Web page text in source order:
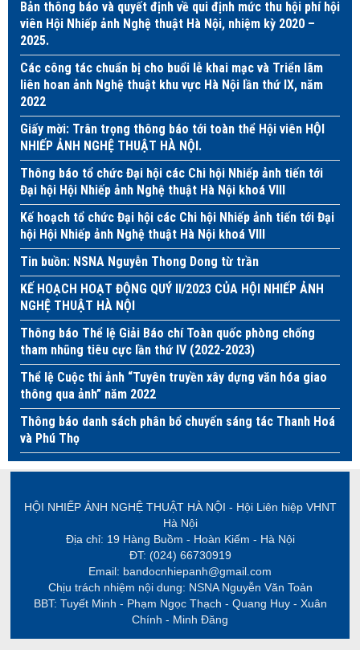
Bản thông báo và quyết định về qui định mức thu hội phí hội
viên Hội Nhiếp ảnh Nghệ thuật Hà Nội, nhiệm kỳ 2020 –
2025.
Các công tác chuẩn bị cho buổi lễ khai mạc và Triển lãm
liên hoan ảnh Nghệ thuật khu vực Hà Nội lần thứ IX, năm
2022
Giấy mời: Trân trọng thông báo tới toàn thể Hội viên HỘI
NHIẾP ẢNH NGHỆ THUẬT HÀ NỘI.
Thông báo tổ chức Đại hội các Chi hội Nhiếp ảnh tiến tới
Đại hội Hội Nhiếp ảnh Nghệ thuật Hà Nội khoá VIII
Kế hoạch tổ chức Đại hội các Chi hội Nhiếp ảnh tiến tới Đại
hội Hội Nhiếp ảnh Nghệ thuật Hà Nội khoá VIII
Tin buồn: NSNA Nguyễn Thong Dong từ trần
KẾ HOẠCH HOẠT ĐỘNG QUÝ II/2023 CỦA HỘI NHIẾP ẢNH
NGHỆ THUẬT HÀ NỘI
Thông báo Thể lệ Giải Báo chí Toàn quốc phòng chống
tham nhũng tiêu cực lần thứ IV (2022-2023)
Thể lệ Cuộc thi ảnh “Tuyên truyền xây dựng văn hóa giao
thông qua ảnh” năm 2022
Thông báo danh sách phân bổ chuyến sáng tác Thanh Hoá
và Phú Thọ
HỘI NHIẾP ẢNH NGHỆ THUẬT HÀ NỘI - Hội Liên hiệp VHNT
Hà Nội
Địa chỉ: 19 Hàng Buồm - Hoàn Kiếm - Hà Nội
ĐT: (024) 66730919
Email: bandocnhiepanh@gmail.com
Chịu trách nhiệm nội dung: NSNA Nguyễn Văn Toản
BBT: Tuyết Minh - Phạm Ngọc Thạch - Quang Huy - Xuân
Chính - Minh Đăng